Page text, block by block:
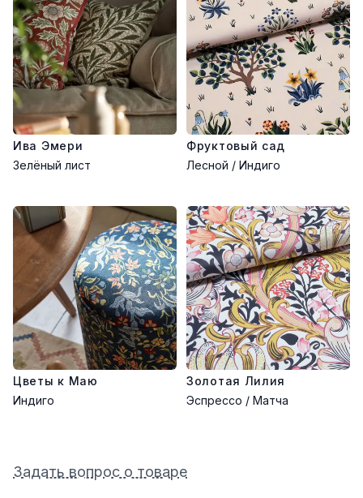
Ива Эмери
Зелёный лист
Фруктовый сад
Лесной / Индиго
Цветы к Маю
Индиго
Золотая Лилия
Эспрессо / Матча
Задать вопрос о товаре